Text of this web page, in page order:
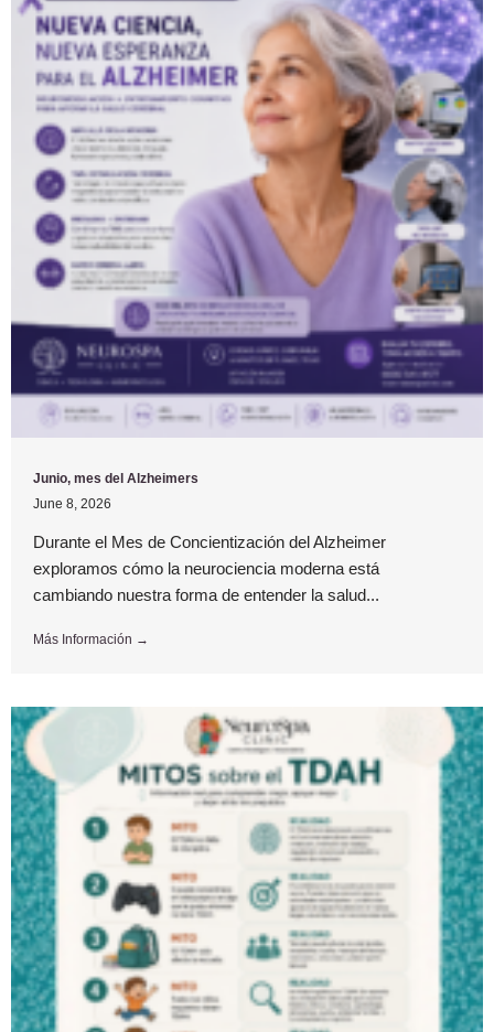
Junio, mes del Alzheimers
June 8, 2026
Durante el Mes de Concientización del Alzheimer
exploramos cómo la neurociencia moderna está
cambiando nuestra forma de entender la salud...
Más Información →